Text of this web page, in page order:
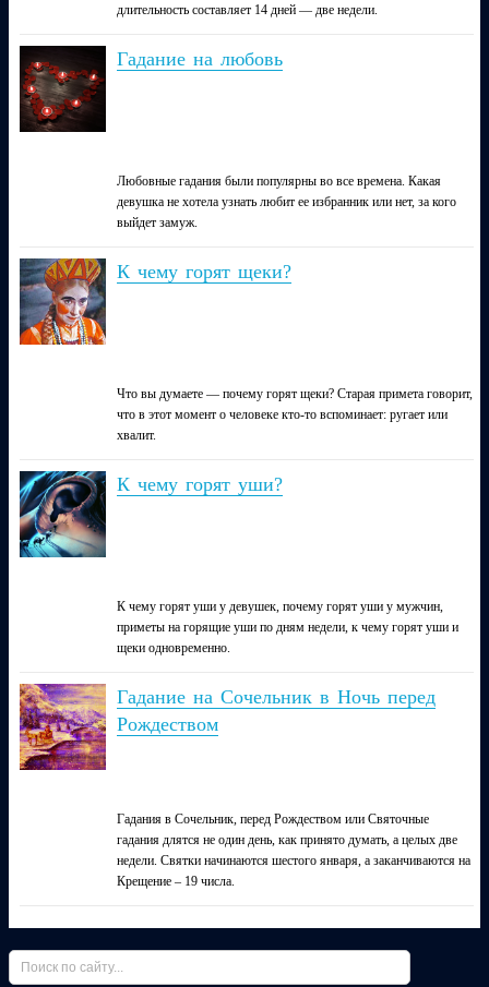
длительность составляет 14 дней — две недели.
Гадание на любовь
Любовные гадания были популярны во все времена. Какая
девушка не хотела узнать любит ее избранник или нет, за кого
выйдет замуж.
К чему горят щеки?
Что вы думаете — почему горят щеки? Старая примета говорит,
что в этот момент о человеке кто-то вспоминает: ругает или
хвалит.
К чему горят уши?
К чему горят уши у девушек, почему горят уши у мужчин,
приметы на горящие уши по дням недели, к чему горят уши и
щеки одновременно.
Гадание на Сочельник в Ночь перед
Рождеством
Гадания в Сочельник, перед Рождеством или Святочные
гадания длятся не один день, как принято думать, а целых две
недели. Святки начинаются шестого января, а заканчиваются на
Крещение – 19 числа.